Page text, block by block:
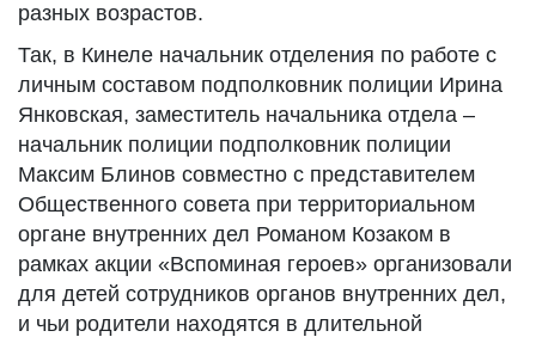
разных возрастов.
Так, в Кинеле начальник отделения по работе с
личным составом подполковник полиции Ирина
Янковская, заместитель начальника отдела –
начальник полиции подполковник полиции
Максим Блинов совместно с представителем
Общественного совета при территориальном
органе внутренних дел Романом Козаком в
рамках акции «Вспоминая героев» организовали
для детей сотрудников органов внутренних дел,
и чьи родители находятся в длительной